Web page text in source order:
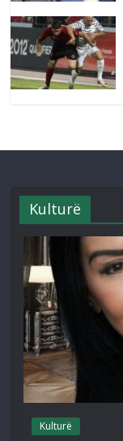
Kulturë
Kulturë